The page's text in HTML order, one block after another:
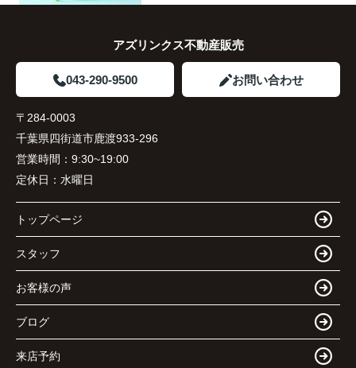
アズリンクス不動産販売
043-290-9500 お問い合わせ
〒284-0003
千葉県四街道市鹿渡933-296
営業時間： 9:30~19:00
定休日： 水曜日
トップページ
スタッフ
お客様の声
ブログ
来店予約